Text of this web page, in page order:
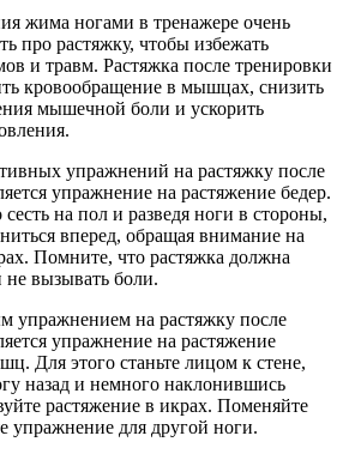
жима ногами в тренажере очень
про растяжку, чтобы избежать
и травм. Растяжка после тренировки
кровообращение в мышцах, снизить
мышечной боли и ускорить
упражнений на растяжку после
упражнение на растяжение бедер.
на пол и разведя ноги в стороны,
вперед, обращая внимание на
Помните, что растяжка должна
вызывать боли.
упражнением на растяжку после
упражнение на растяжение
Для этого станьте лицом к стене,
назад и немного наклонившись
растяжение в икрах. Поменяйте
упражнение для другой ноги.